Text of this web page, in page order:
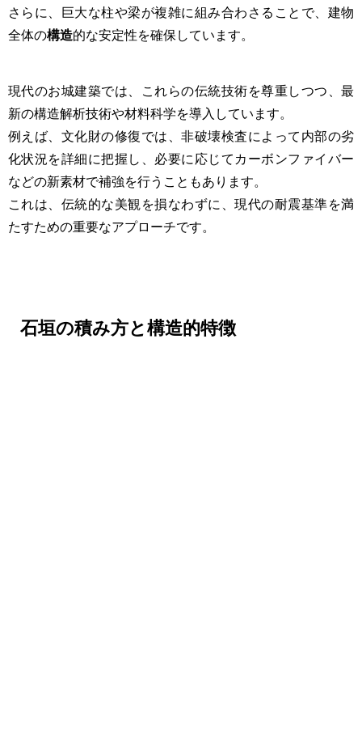
さらに、巨大な柱や梁が複雑に組み合わさることで、建物
全体の構造的な安定性を確保しています。
現代のお城建築では、これらの伝統技術を尊重しつつ、最
新の構造解析技術や材料科学を導入しています。
例えば、文化財の修復では、非破壊検査によって内部の劣
化状況を詳細に把握し、必要に応じてカーボンファイバー
などの新素材で補強を行うこともあります。
これは、伝統的な美観を損なわずに、現代の耐震基準を満
たすための重要なアプローチです。
石垣の積み方と構造的特徴